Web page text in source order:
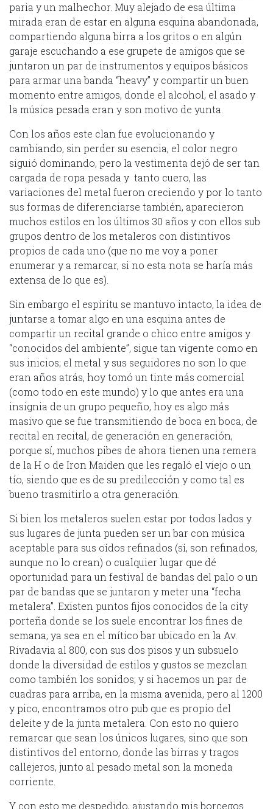
paria y un malhechor. Muy alejado de esa última
mirada eran de estar en alguna esquina abandonada,
compartiendo alguna birra a los gritos o en algún
garaje escuchando a ese grupete de amigos que se
juntaron un par de instrumentos y equipos básicos
para armar una banda “heavy” y compartir un buen
momento entre amigos, donde el alcohol, el asado y
la música pesada eran y son motivo de yunta.
Con los años este clan fue evolucionando y
cambiando, sin perder su esencia, el color negro
siguió dominando, pero la vestimenta dejó de ser tan
cargada de ropa pesada y tanto cuero, las
variaciones del metal fueron creciendo y por lo tanto
sus formas de diferenciarse también, aparecieron
muchos estilos en los últimos 30 años y con ellos sub
grupos dentro de los metaleros con distintivos
propios de cada uno (que no me voy a poner
enumerar y a remarcar, si no esta nota se haría más
extensa de lo que es).
Sin embargo el espíritu se mantuvo intacto, la idea de
juntarse a tomar algo en una esquina antes de
compartir un recital grande o chico entre amigos y
“conocidos del ambiente”, sigue tan vigente como en
sus inicios; el metal y sus seguidores no son lo que
eran años atrás, hoy tomó un tinte más comercial
(como todo en este mundo) y lo que antes era una
insignia de un grupo pequeño, hoy es algo más
masivo que se fue transmitiendo de boca en boca, de
recital en recital, de generación en generación,
porque sí, muchos pibes de ahora tienen una remera
de la H o de Iron Maiden que les regaló el viejo o un
tío, siendo que es de su predilección y como tal es
bueno trasmitirlo a otra generación.
Si bien los metaleros suelen estar por todos lados y
sus lugares de junta pueden ser un bar con música
aceptable para sus oídos refinados (sí, son refinados,
aunque no lo crean) o cualquier lugar que dé
oportunidad para un festival de bandas del palo o un
par de bandas que se juntaron y meter una “fecha
metalera”. Existen puntos fijos conocidos de la city
porteña donde se los suele encontrar los fines de
semana, ya sea en el mítico bar ubicado en la Av.
Rivadavia al 800, con sus dos pisos y un subsuelo
donde la diversidad de estilos y gustos se mezclan
como también los sonidos; y si hacemos un par de
cuadras para arriba, en la misma avenida, pero al 1200
y pico, encontramos otro pub que es propio del
deleite y de la junta metalera. Con esto no quiero
remarcar que sean los únicos lugares, sino que son
distintivos del entorno, donde las birras y tragos
callejeros, junto al pesado metal son la moneda
corriente.
Y con esto me despedido, ajustando mis borcegos